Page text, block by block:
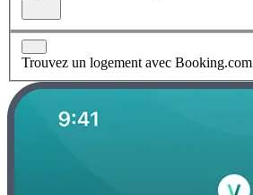
Trouvez un logement avec Booking.com